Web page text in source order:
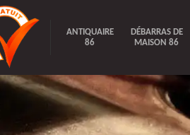
ANTIQUAIRE
86
DÉBARRAS DE
MAISON 86